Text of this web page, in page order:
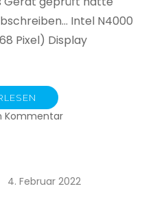
Intel N4000
Pixel) Display
Kommentarzu
4. Februar 2022